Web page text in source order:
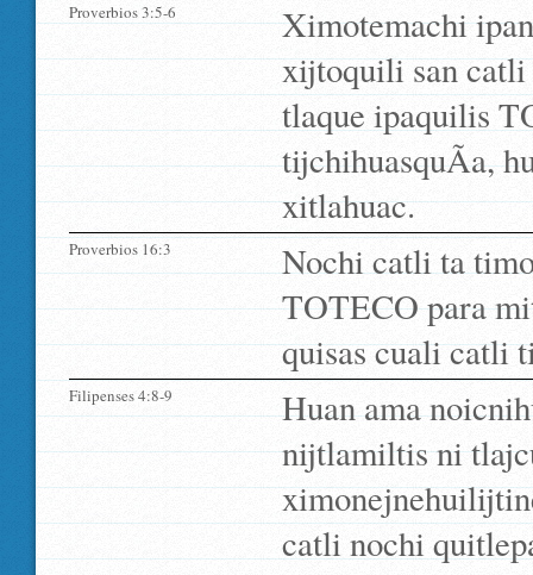
Proverbios 3:5-6
Ximotemachi
xijtoquili san
tlaque ipaquilis
tijchihuasquÃ­a,
xitlahuac.
Proverbios 16:3
Nochi catli ta
TOTECO para
quisas cuali catli
Filipenses 4:8-9
Huan ama
nijtlamiltis ni
catli nochi